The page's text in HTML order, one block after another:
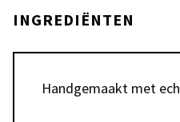
INGREDIËNTEN
Handgemaakt met